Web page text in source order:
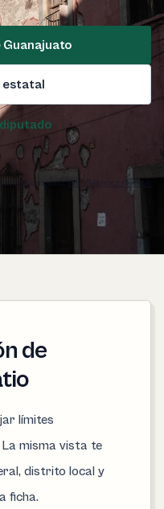
Guanajuato
estatal
de Guanajuato:Willy Méndez / Pexels
de
límites
misma vista te
distrito local y
ficha.